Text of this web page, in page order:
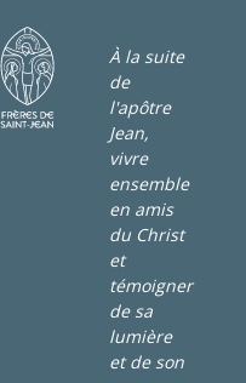
À la suite
de
l'apôtre
Jean,
vivre
ensemble
en amis
du Christ
et
témoigner
de sa
lumière
et de son